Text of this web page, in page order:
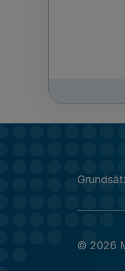
© 2026